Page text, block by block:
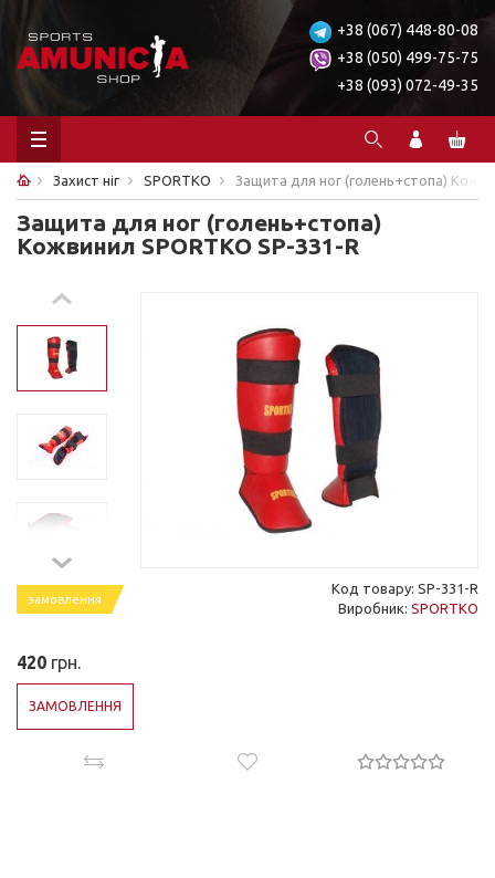
+38 (067) 448-80-08
+38 (050) 499-75-75
+38 (093) 072-49-35
Захист ніг SPORTKO Защита для ног (голень+стопа)
Защита для ног (голень+стопа)
Кожвинил SPORTKO SP-331-R
замовлення
Код товару: SP-331-R
Виробник: SPORTKO
420 грн.
ЗАМОВЛЕННЯ